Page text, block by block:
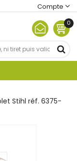
Compte
0
Stihl réf. 6375-